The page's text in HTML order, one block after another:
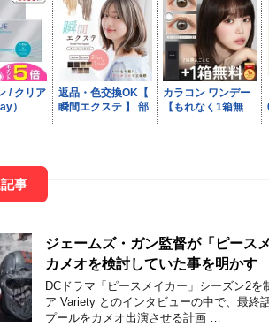
事
ジェームズ・ガン監督が「ピース
カメオを検討していた事を明かす
DCドラマ「ピースメイカー」シーズン2
ア Variety とのインタビューの中で、最終
プールをカメオ出演させる計画 …